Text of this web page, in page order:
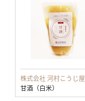
株式会社 河村こうじ屋
甘酒（白米）